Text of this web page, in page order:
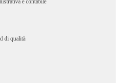
e contabile
di qualità